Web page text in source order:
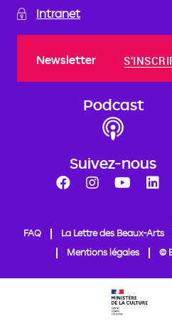
Intranet
Newsletter
Podcast
Suivez-nous
FAQ La Lettre des Beaux-Arts
Mentions légales
©